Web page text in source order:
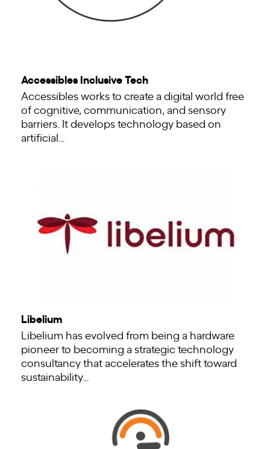
Accessibles Inclusive Tech
Accessibles works to create a digital world free
of cognitive, communication, and sensory
barriers. It develops technology based on
artificial…
Libelium
Libelium has evolved from being a hardware
pioneer to becoming a strategic technology
consultancy that accelerates the shift toward
sustainability…